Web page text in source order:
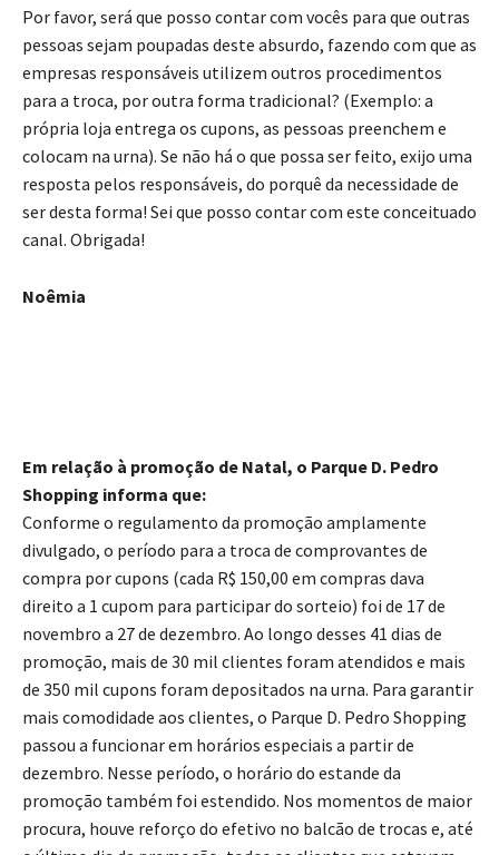
Por favor, será que posso contar com vocês para que outras
pessoas sejam poupadas deste absurdo, fazendo com que as
empresas responsáveis utilizem outros procedimentos
para a troca, por outra forma tradicional? (Exemplo: a
própria loja entrega os cupons, as pessoas preenchem e
colocam na urna). Se não há o que possa ser feito, exijo uma
resposta pelos responsáveis, do porquê da necessidade de
ser desta forma! Sei que posso contar com este conceituado
canal. Obrigada!
Noêmia
Em relação à promoção de Natal, o Parque D. Pedro
Shopping informa que:
Conforme o regulamento da promoção amplamente
divulgado, o período para a troca de comprovantes de
compra por cupons (cada R$ 150,00 em compras dava
direito a 1 cupom para participar do sorteio) foi de 17 de
novembro a 27 de dezembro. Ao longo desses 41 dias de
promoção, mais de 30 mil clientes foram atendidos e mais
de 350 mil cupons foram depositados na urna. Para garantir
mais comodidade aos clientes, o Parque D. Pedro Shopping
passou a funcionar em horários especiais a partir de
dezembro. Nesse período, o horário do estande da
promoção também foi estendido. Nos momentos de maior
procura, houve reforço do efetivo no balcão de trocas e, até